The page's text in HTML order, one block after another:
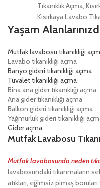
Tıkanıklık Açma,
Kısırkaya Lavabo
Yaşam
Mutfak lavabosu tıkanıklığı
Lavabo tıkanıklığı açma
Banyo gideri tıkanıklığı açma
Tuvalet tıkanıklığı açma
Bina ana gider tıkanıklığı açma
Ana gider tıkanıklığı açma
Balkon gideri tıkanıklığı açma
Yağmurluk gideri tıkanıklığı
Gider açma
Mutfak Lavabosu
Mutfak lavabosunda neden
lavabosundaki tıkanmaların
atıkları, eğimsiz pimaş